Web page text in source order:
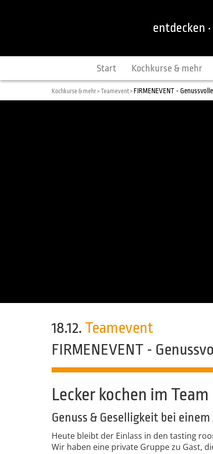
entdecken
Start Kochkurse & mehr
Kochkurse & mehr >Teamevent > FIRMENEVENT -
18.12. Teamevent
FIRMENEVENT -
Lecker kochen im Team
Genuss & Geselligkeit bei
Heute bleibt der Einlass in den tasting
Wir haben eine private Gruppe zu Gast,